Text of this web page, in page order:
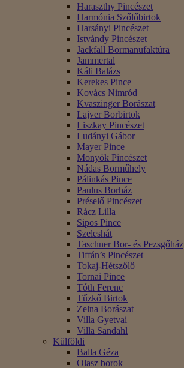
Haraszthy Pincészet
Harmónia Szőlőbirtok
Harsányi Pincészet
Istvándy Pincészet
Jackfall Bormanufaktúra
Jammertal
Káli Balázs
Kerekes Pince
Kovács Nimród
Kvaszinger Borászat
Lajver Borbirtok
Liszkay Pincészet
Ludányi Gábor
Mayer Pince
Monyók Pincészet
Nádas Borműhely
Pálinkás Pince
Paulus Borház
Préselő Pincészet
Rácz Lilla
Sipos Pince
Szeleshát
Taschner Bor- és Pezsgőház
Tiffán’s Pincészet
Tokaj-Hétszőlő
Tornai Pince
Tóth Ferenc
Tűzkő Birtok
Zelna Borászat
Villa Gyetvai
Villa Sandahl
Külföldi
Balla Géza
Olasz borok